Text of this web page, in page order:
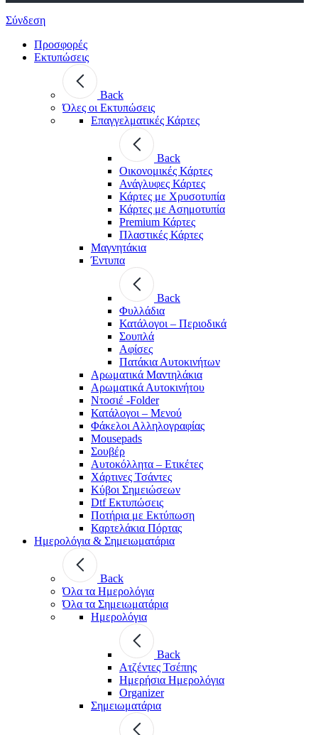
Σύνδεση
Προσφορές
Εκτυπώσεις
Back
Όλες οι Εκτυπώσεις
Επαγγελματικές Κάρτες
Back
Οικονομικές Κάρτες
Ανάγλυφες Κάρτες
Κάρτες με Χρυσοτυπία
Κάρτες με Ασημοτυπία
Premium Κάρτες
Πλαστικές Κάρτες
Μαγνητάκια
Έντυπα
Back
Φυλλάδια
Κατάλογοι – Περιοδικά
Σουπλά
Αφίσες
Πατάκια Αυτοκινήτων
Αρωματικά Μαντηλάκια
Αρωματικά Αυτοκινήτου
Ντοσιέ -Folder
Κατάλογοι – Μενού
Φάκελοι Αλληλογραφίας
Mousepads
Σουβέρ
Αυτοκόλλητα – Ετικέτες
Χάρτινες Τσάντες
Κύβοι Σημειώσεων
Dtf Εκτυπώσεις
Ποτήρια με Εκτύπωση
Καρτελάκια Πόρτας
Ημερολόγια & Σημειωματάρια
Back
Όλα τα Ημερολόγια
Όλα τα Σημειωματάρια
Ημερολόγια
Back
Ατζέντες Τσέπης
Ημερήσια Ημερολόγια
Organizer
Σημειωματάρια